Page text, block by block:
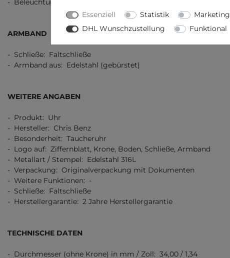
- Beleuchtung: weiss leuchtend
ARMBAND
- Schließe: Faltschließe
- Armband aus: Edelstahl (gebürstet)
WEITERE ANGABEN
- Produkt: Uhr
- Hersteller: Chris Benz
- Besonderheit: Taucheruhr
- Logo auf: Ziffernblatt, Krone, Boden, Schließe, Armband
- Metallart / Stempel: Edelstahl 316L
- Verpackung: Originalverpackung mit Dokumenten
- Weitere Funktionen: -
- Schließe: Faltschließe
- Herstellergarantie: 2 Jahre Herstellergarantie
TECHNISCHE DATEN
- Durchmesser (ohne Krone) in mm / Zoll: 34,00 / 1,34
Essenziell Statistik Marketing
DHL Wunschzustellung
Funktional